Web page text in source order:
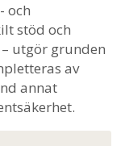
och
stöd och
utgör grunden
av
annat